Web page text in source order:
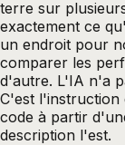
terre sur
exactement ce
un endroit pour
comparer les
d'autre. L'IA n'a
C'est l'instruction
code à partir
description l'est.